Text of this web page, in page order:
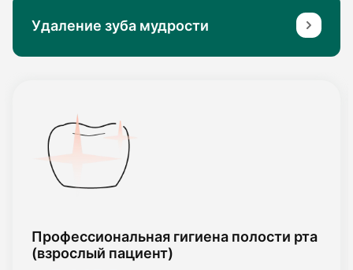
Удаление зуба мудрости
Профессиональная гигиена полости рта
(взрослый пациент)